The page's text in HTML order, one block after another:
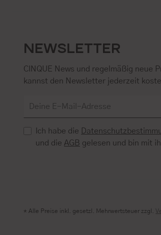
NEWSLETTER
CINQUE News und regelmäßig neue
kannst den Newsletter jederzeit
Ich habe die
und dieAGB gelesen und bin mit
* Alle Preise inkl. gesetzl. Mehrwertsteuer zzgl.